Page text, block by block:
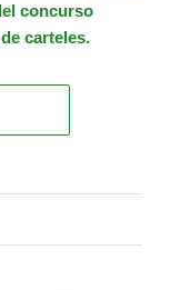
concurso
carteles.